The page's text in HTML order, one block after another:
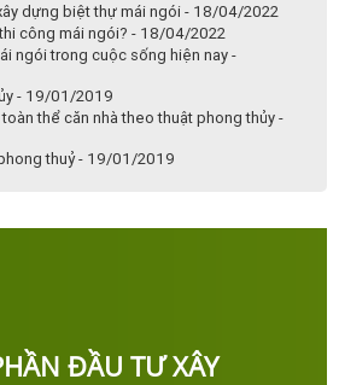
dựng biệt thự mái ngói - 18/04/2022
công mái ngói? - 18/04/2022
ngói trong cuộc sống hiện nay -
- 19/01/2019
thể căn nhà theo thuật phong thủy -
thuỷ - 19/01/2019
ĐẦU TƯ XÂY